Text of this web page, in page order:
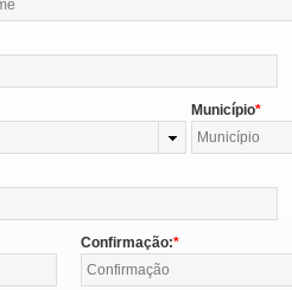
Município
Confirmação: